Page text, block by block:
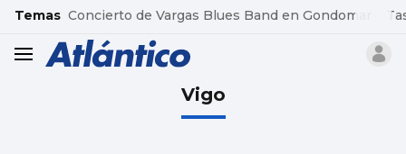
common.go-to-content
Temas Concierto de Vargas Blues Band en Gondomar
header.menu.open
Vigo